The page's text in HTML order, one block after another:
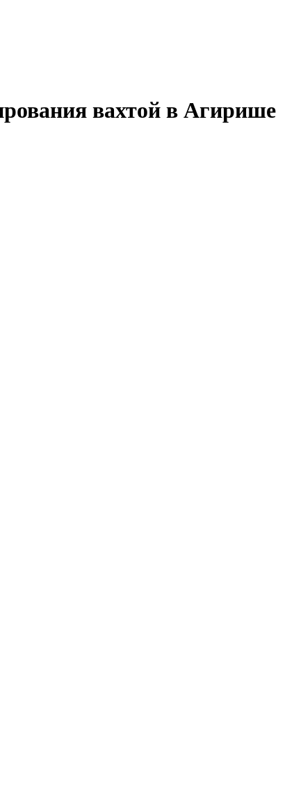
вахтой в Агирише